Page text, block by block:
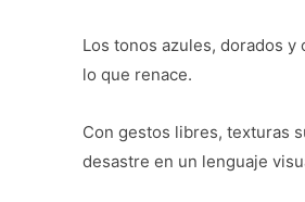
Los tonos azules, dorados
lo que renace.
Con gestos libres, texturas
desastre en un lenguaje